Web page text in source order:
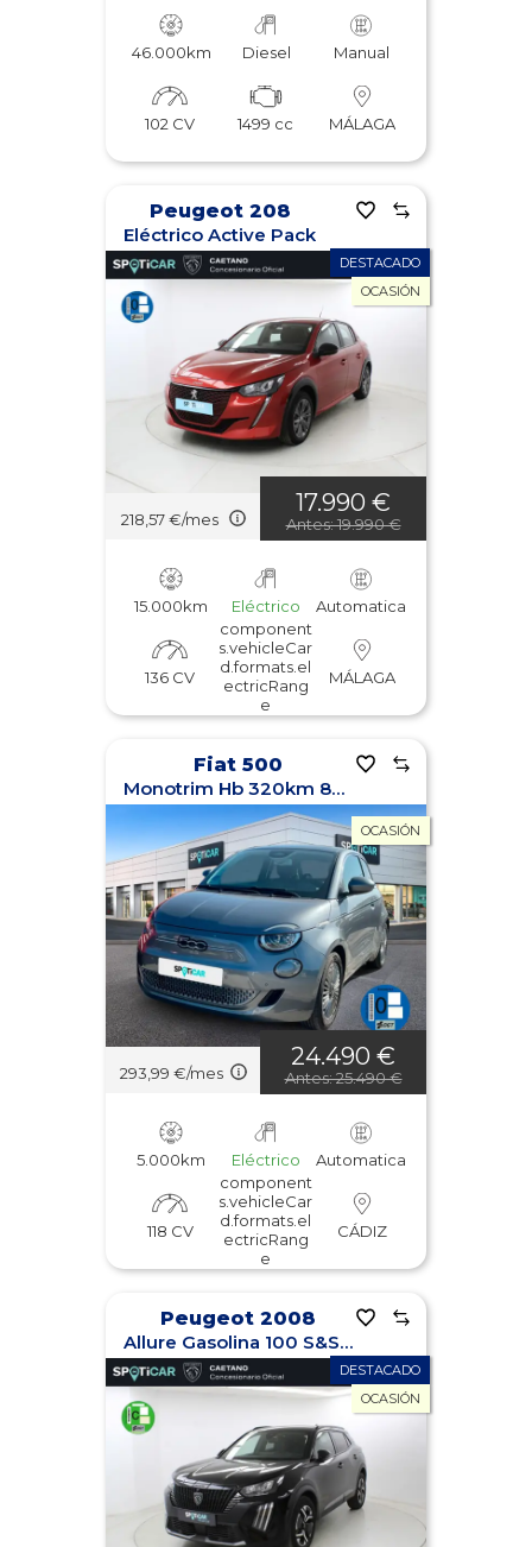
46.000km Diesel Manual
102 CV 1499 cc MÁLAGA
Peugeot 208
Eléctrico Active Pack
DESTACADO
OCASIÓN
218,57 €/mes
17.990 €
Antes: 19.990 €
15.000km Eléctrico Automatica
136 CV
component
s.vehicleCar
d.formats.el
ectricRang
e
MÁLAGA
Fiat 500
Monotrim Hb 320km 85kW (118CV)
OCASIÓN
293,99 €/mes
24.490 €
Antes: 25.490 €
5.000km Eléctrico Automatica
118 CV
component
s.vehicleCar
d.formats.el
ectricRang
e
CÁDIZ
Peugeot 2008
Allure Gasolina 100 S&S 6 Vel. MAN
DESTACADO
OCASIÓN